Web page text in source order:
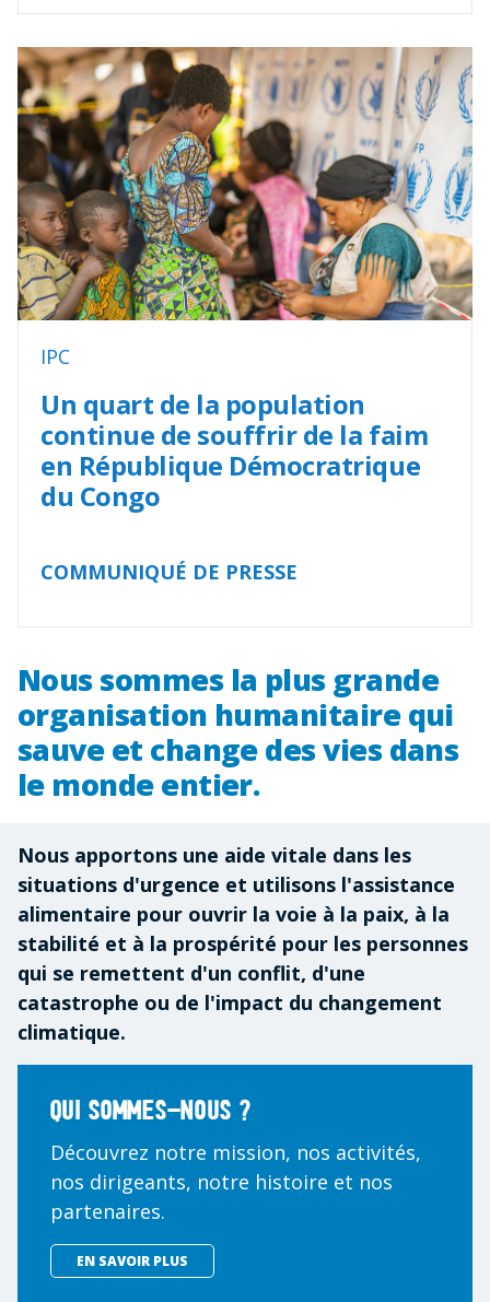
IPC
Un quart de la population
continue de souffrir de la faim
en République Démocratrique
du Congo
COMMUNIQUÉ DE PRESSE
Nous sommes la plus grande
organisation humanitaire qui
sauve et change des vies dans
le monde entier.
Nous apportons une aide vitale dans les
situations d'urgence et utilisons l'assistance
alimentaire pour ouvrir la voie à la paix, à la
stabilité et à la prospérité pour les personnes
qui se remettent d'un conflit, d'une
catastrophe ou de l'impact du changement
climatique.
Qui sommes-nous ?
Découvrez notre mission, nos activités,
nos dirigeants, notre histoire et nos
partenaires.
EN SAVOIR PLUS